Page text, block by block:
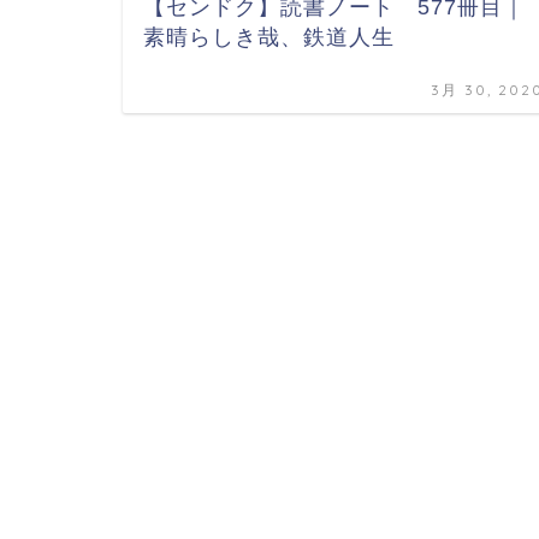
【センドク】読書ノート 577冊目｜
素晴らしき哉、鉄道人生
3月 30,